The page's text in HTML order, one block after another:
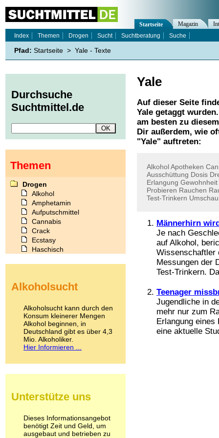
Yale
Auf dieser Seite
Yale getaggt
am besten zu
Dir außerdem, wie
"Yale" auftreten:
AlkoholApotheken
Ausschüttung Dosis
Erlangung Gewohnheit
Probieren Rauchen
Test-Trinkern Umschau
Männerhirn
Je nach
auf Alkohol,
Wissenschaftler
Messungen der
Test-Trinkern.
Teenager
Jugendliche in
mehr nur zum
Erlangung
eine aktuelle
Startseite Magazin
Index
Themen Drogen Sucht Suchtberatung Suche
Pfad: Startseite > Yale - Texte
Durchsuche
Suchtmittel.de
Themen
Drogen
Alkohol
Amphetamin
Aufputschmittel
Cannabis
Crack
Ecstasy
Haschisch
Kokain
LSD
Marihuana
Medikamente
Meskalin
Metamphetamin
Methadon
Pilze
Psychopharmaka
Schlafmittel
Schmerzmittel
Alkoholsucht
Alkoholsucht kann durch den
Konsum kleinerer Mengen
Alkohol beginnen, in
Deutschland gibt es über 4,3
Mio. Alkoholiker.
Hier Informieren ...
Unterstütze uns
Dieses Informationsangebot
benötigt Zeit und Geld, um
ausgebaut und betrieben zu